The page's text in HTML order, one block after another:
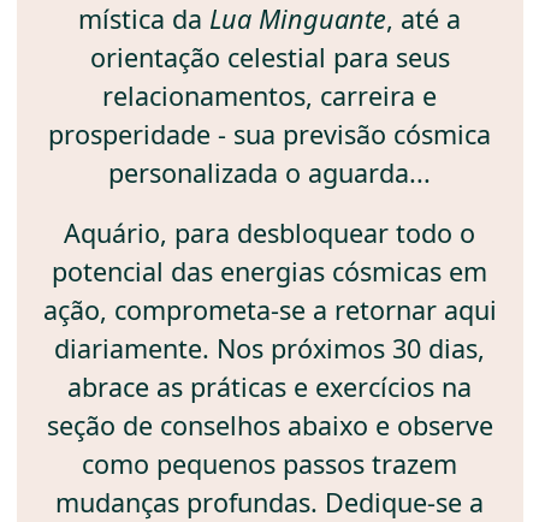
mística da Lua Minguante, até a
orientação celestial para seus
relacionamentos, carreira e
prosperidade - sua previsão cósmica
personalizada o aguarda...
Aquário, para desbloquear todo o
potencial das energias cósmicas em
ação, comprometa-se a retornar aqui
diariamente. Nos próximos 30 dias,
abrace as práticas e exercícios na
seção de conselhos abaixo e observe
como pequenos passos trazem
mudanças profundas. Dedique-se a